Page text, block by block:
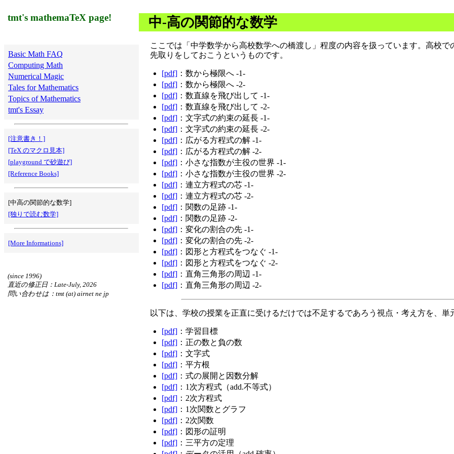
中-高の関節的な数学
ここでは「中学数学から高校数学への橋渡し」程度の内容を扱っています。高校
先取りをしておこうというものです。
[pdf]：数から極限へ -1-
[pdf]：数から極限へ -2-
[pdf]：数直線を飛び出して -1-
[pdf]：数直線を飛び出して -2-
[pdf]：文字式の約束の延長 -1-
[pdf]：文字式の約束の延長 -2-
[pdf]：広がる方程式の解 -1-
[pdf]：広がる方程式の解 -2-
[pdf]：小さな指数が主役の世界 -1-
[pdf]：小さな指数が主役の世界 -2-
[pdf]：連立方程式の芯 -1-
[pdf]：連立方程式の芯 -2-
[pdf]：関数の足跡 -1-
[pdf]：関数の足跡 -2-
[pdf]：変化の割合の先 -1-
[pdf]：変化の割合の先 -2-
[pdf]：図形と方程式をつなぐ -1-
[pdf]：図形と方程式をつなぐ -2-
[pdf]：直角三角形の周辺 -1-
[pdf]：直角三角形の周辺 -2-
以下は、学校の授業を正直に受けるだけでは不足するであろう視点・考え方を、単
[pdf]：学習目標
[pdf]：正の数と負の数
[pdf]：文字式
[pdf]：平方根
[pdf]：式の展開と因数分解
[pdf]：1次方程式（add.不等式）
[pdf]：2次方程式
[pdf]：1次関数とグラフ
[pdf]：2次関数
[pdf]：図形の証明
[pdf]：三平方の定理
tmt's mathemaTeX page!
Basic Math FAQ
Computing Math
Numerical Magic
Tales for Mathematics
Topics of Mathematics
tmt's Essay
[注意書き！]
[TeX のマクロ見本]
[playground で砂遊び]
[Reference Books]
[中高の関節的な数学]
[独りで読む数学]
[More Informations]
(since 1996)
直近の修正日：Late-July, 2026
問い合わせは：tmt (at) airnet ne jp